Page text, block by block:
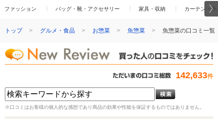
ファッション バッグ・靴・アクセサリー 家具・収納 カーテン・
トップ グルメ・食品 お惣菜 魚惣菜 魚惣菜の口コミ一覧
142,633件
※口コミはお客様の個人的な感想であり商品の効果や性能を保証するものではありません。